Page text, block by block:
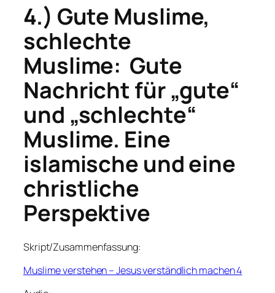
4.) Gute Muslime,
schlechte
Muslime: Gute
Nachricht für „gute“
und „schlechte“
Muslime. Eine
islamische und eine
christliche
Perspektive
Skript/Zusammenfassung:
Muslime verstehen – Jesus verständlich machen 4